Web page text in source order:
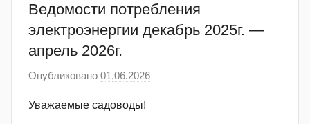
Ведомости потребления
электроэнергии декабрь 2025г. —
апрель 2026г.
Опубликовано 01.06.2026
Уважаемые садоводы!